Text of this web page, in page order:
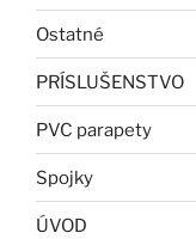
Ostatné
PRÍSLUŠENSTVO
PVC parapety
Spojky
ÚVOD